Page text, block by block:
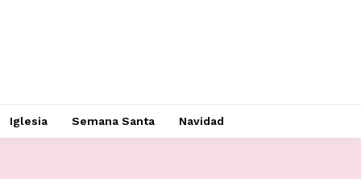
Iglesia Semana Santa Navidad